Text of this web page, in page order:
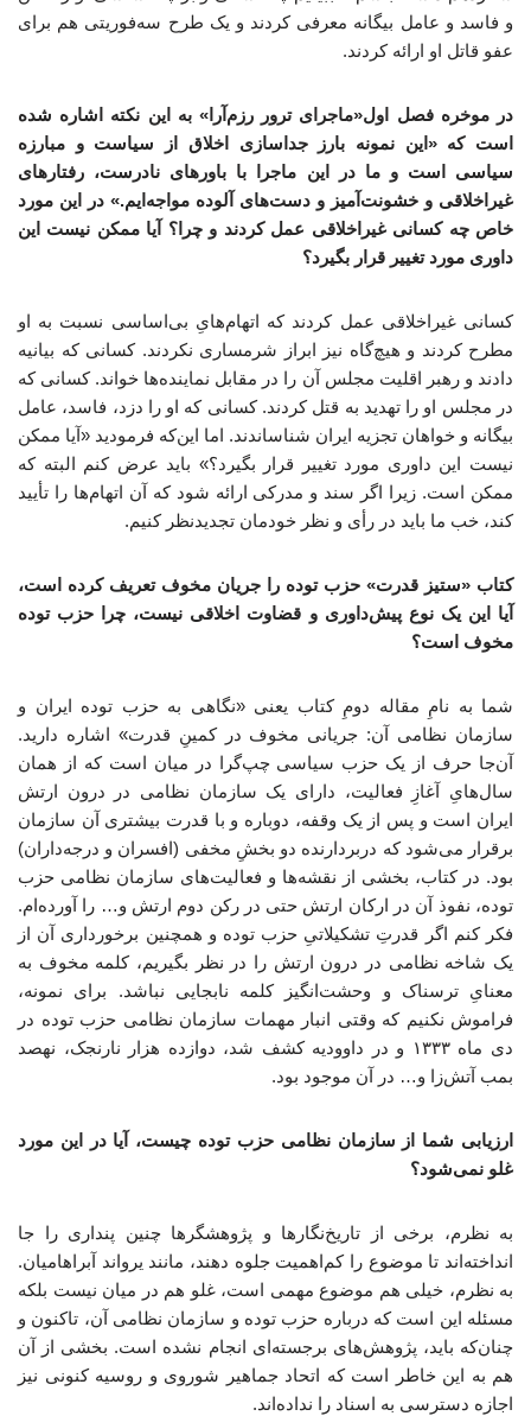
و فاسد و عامل بیگانه معرفی کردند و یک طرح سه‌فوریتی هم برای
عفو قاتل او ارائه کردند.
در موخره فصل اول«ماجرای ترور رزم‌آرا» به این نکته اشاره شده
است که «این نمونه بارز جداسازی اخلاق از سیاست و مبارزه
سیاسی است و ما در این ماجرا با باورهای نادرست، رفتارهای
غیراخلاقی و خشونت‌آمیز و دست‌های آلوده مواجه‌ایم.» در این مورد
خاص چه کسانی غیراخلاقی عمل کردند و چرا؟ آیا ممکن نیست این
داوری مورد تغییر قرار بگیرد؟
کسانی غیراخلاقی عمل کردند که اتهام‌هایِ بی‌اساسی نسبت به او
مطرح کردند و هیچ‌گاه نیز ابراز شرمساری نکردند. کسانی که بیانیه
دادند و رهبر اقلیت مجلس آن را در مقابل نماینده‌ها خواند. کسانی که
در مجلس او را تهدید به قتل کردند. کسانی که او را دزد، فاسد، عامل
بیگانه و خواهان تجزیه ایران شناساندند. اما این‌که فرمودید «آیا ممکن
نیست این داوری مورد تغییر قرار بگیرد؟» باید عرض کنم البته که
ممکن است. زیرا اگر سند و مدرکی ارائه شود که آن اتهام‌ها را تأیید
کند، خب ما باید در رأی و نظر خودمان تجدیدنظر کنیم.
کتاب «ستیز قدرت» حزب توده را جریان مخوف تعریف کرده است،
آیا این یک نوع پیش‌داوری و قضاوت اخلاقی نیست، چرا حزب توده
مخوف است؟
شما به نامِ مقاله دومِ کتاب یعنی «نگاهی به حزب توده ایران و
سازمان نظامی آن: جریانی مخوف در کمینِ قدرت» اشاره دارید.
آن‌جا حرف از یک حزب سیاسی چپ‌گرا در میان است که از همان
سال‌هایِ آغازِ فعالیت، دارای یک سازمان نظامی در درون ارتش
ایران است و پس از یک وقفه، دوباره و با قدرت بیشتری آن سازمان
برقرار می‌شود که دربردارنده دو بخشِ مخفی (افسران و درجه‌داران)
بود. در کتاب، بخشی از نقشه‌ها و فعالیت‌های سازمان نظامی حزب
توده، نفوذ آن در ارکان ارتش حتی در رکن دوم ارتش و… را آورده‌ام.
فکر کنم اگر قدرتِ تشکیلاتیِ حزب توده و همچنین برخورداری آن از
یک شاخه نظامی در درون ارتش را در نظر بگیریم، کلمه مخوف به
معنایِ ترسناک و وحشت‌انگیز کلمه نابجایی نباشد. برای نمونه،
فراموش نکنیم که وقتی انبار مهمات سازمان نظامی حزب توده در
دی ماه ۱۳۳۳ و در داوودیه کشف شد، دوازده هزار نارنجک، نهصد
بمب آتش‌زا و… در آن موجود بود.
ارزیابی شما از سازمان نظامی حزب توده چیست، آیا در این مورد
غلو نمی‌شود؟
به نظرم، برخی از تاریخ‌نگارها و پژوهشگرها چنین پنداری را جا
انداخته‌اند تا موضوع را کم‌اهمیت جلوه دهند، مانند یرواند آبراهامیان.
به نظرم، خیلی هم موضوع مهمی است، غلو هم در میان نیست بلکه
مسئله این است که درباره حزب توده و سازمان نظامی آن، تاکنون و
چنان‌که باید، پژوهش‌های برجسته‌ای انجام نشده است. بخشی از آن
هم به این خاطر است که اتحاد جماهیر شوروی و روسیه کنونی نیز
اجازه دسترسی به اسناد را نداده‌اند.